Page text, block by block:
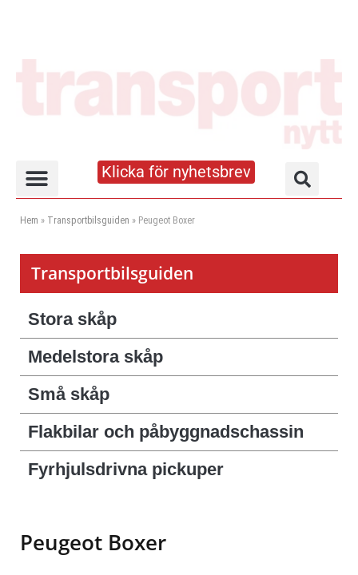
Klicka för nyhetsbrev
Hem » Transportbilsguiden » Peugeot Boxer
Transportbilsguiden
Stora skåp
Medelstora skåp
Små skåp
Flakbilar och påbyggnadschassin
Fyrhjulsdrivna pickuper
Peugeot Boxer